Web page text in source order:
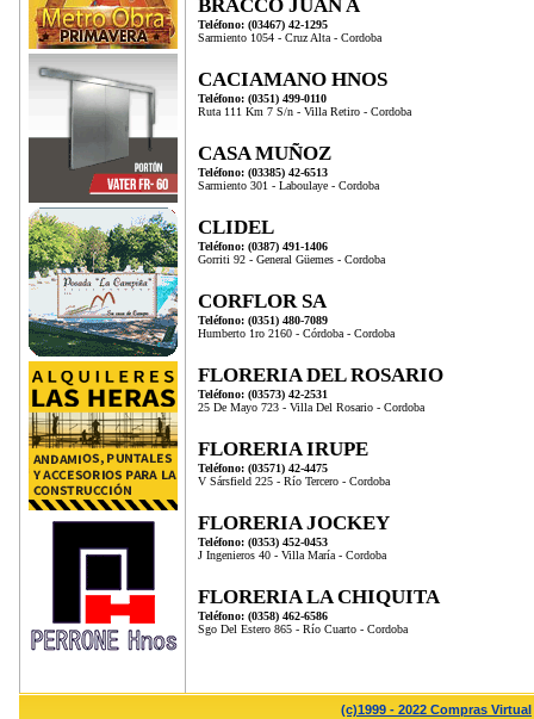
BRACCO JUAN A
Teléfono: (03467) 42-1295
Sarmiento 1054 - Cruz Alta - Cordoba
CACIAMANO HNOS
Teléfono: (0351) 499-0110
Ruta 111 Km 7 S/n - Villa Retiro - Cordoba
CASA MUÑOZ
Teléfono: (03385) 42-6513
Sarmiento 301 - Laboulaye - Cordoba
CLIDEL
Teléfono: (0387) 491-1406
Gorriti 92 - General Güemes - Cordoba
CORFLOR SA
Teléfono: (0351) 480-7089
Humberto 1ro 2160 - Córdoba - Cordoba
FLORERIA DEL ROSARIO
Teléfono: (03573) 42-2531
25 De Mayo 723 - Villa Del Rosario - Cordoba
FLORERIA IRUPE
Teléfono: (03571) 42-4475
V Sársfield 225 - Río Tercero - Cordoba
FLORERIA JOCKEY
Teléfono: (0353) 452-0453
J Ingenieros 40 - Villa María - Cordoba
FLORERIA LA CHIQUITA
Teléfono: (0358) 462-6586
Sgo Del Estero 865 - Río Cuarto - Cordoba
(c)1999 - 2022 Compras Virtual